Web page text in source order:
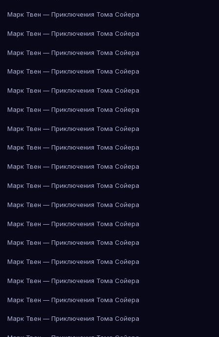
Марк Твен — Приключения Тома Сойера
Марк Твен — Приключения Тома Сойера
Марк Твен — Приключения Тома Сойера
Марк Твен — Приключения Тома Сойера
Марк Твен — Приключения Тома Сойера
Марк Твен — Приключения Тома Сойера
Марк Твен — Приключения Тома Сойера
Марк Твен — Приключения Тома Сойера
Марк Твен — Приключения Тома Сойера
Марк Твен — Приключения Тома Сойера
Марк Твен — Приключения Тома Сойера
Марк Твен — Приключения Тома Сойера
Марк Твен — Приключения Тома Сойера
Марк Твен — Приключения Тома Сойера
Марк Твен — Приключения Тома Сойера
Марк Твен — Приключения Тома Сойера
Марк Твен — Приключения Тома Сойера